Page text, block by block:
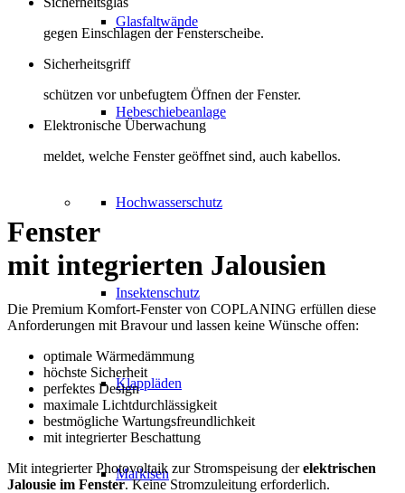
Glasfaltwände
Hebeschiebeanlage
Hochwasserschutz
Insektenschutz
Klappläden
Markisen
gegen Einschlagen der Fensterscheibe.
Sicherheitsgriff
schützen vor unbefugtem Öffnen der Fenster.
Elektronische Überwachung
meldet, welche Fenster geöffnet sind, auch kabellos.
Fenster
mit integrierten Jalousien
Die Premium Komfort-Fenster von COPLANING erfüllen diese
Anforderungen mit Bravour und lassen keine Wünsche offen:
optimale Wärmedämmung
höchste Sicherheit
perfektes Design
maximale Lichtdurchlässigkeit
bestmögliche Wartungsfreundlichkeit
mit integrierter Beschattung
Mit integrierter Photovoltaik zur Stromspeisung derelektrischen
Jalousie im Fenster. Keine Stromzuleitung erforderlich.